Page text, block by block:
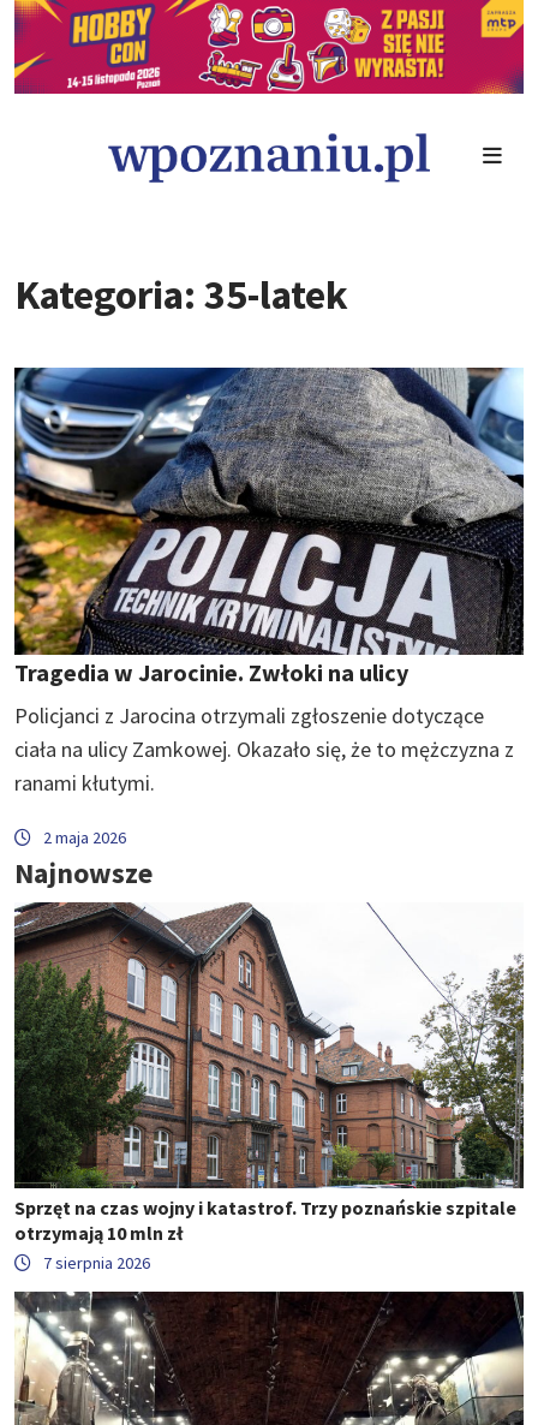
Kategoria: 35-latek
Tragedia w Jarocinie. Zwłoki na ulicy
Policjanci z Jarocina otrzymali zgłoszenie dotyczące
ciała na ulicy Zamkowej. Okazało się, że to mężczyzna z
ranami kłutymi.
2 maja 2026
Najnowsze
Sprzęt na czas wojny i katastrof. Trzy poznańskie szpitale
otrzymają 10 mln zł
7 sierpnia 2026